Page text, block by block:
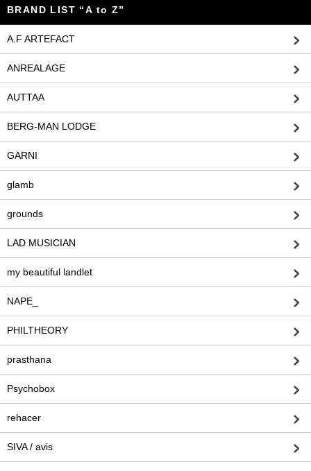
BRAND LIST “A to Z”
A.F ARTEFACT
ANREALAGE
AUTTAA
BERG-MAN LODGE
GARNI
glamb
grounds
LAD MUSICIAN
my beautiful landlet
NAPE_
PHILTHEORY
prasthana
Psychobox
rehacer
SIVA / avis